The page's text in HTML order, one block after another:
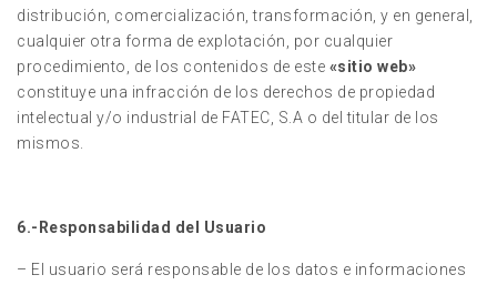
distribución, comercialización, transformación, y en general,
cualquier otra forma de explotación, por cualquier
procedimiento, de los contenidos de este «sitio web»
constituye una infracción de los derechos de propiedad
intelectual y/o industrial de FATEC, S.A o del titular de los
mismos.
6.-Responsabilidad del Usuario
– El usuario será responsable de los datos e informaciones